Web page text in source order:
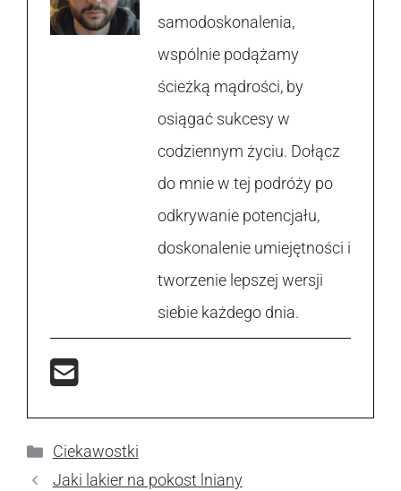
samodoskonalenia,
wspólnie podążamy
ścieżką mądrości, by
osiągać sukcesy w
codziennym życiu. Dołącz
do mnie w tej podróży po
odkrywanie potencjału,
doskonalenie umiejętności i
tworzenie lepszej wersji
siebie każdego dnia.
Kategorie
Ciekawostki
Jaki lakier na pokost lniany